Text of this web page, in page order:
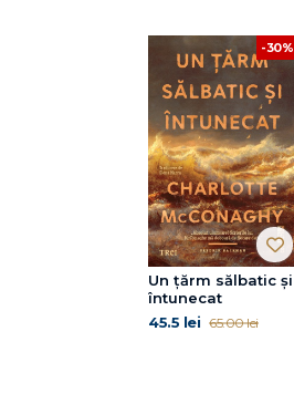
-30%
Un țărm sălbatic și
întunecat
45.5 lei 65.00 lei